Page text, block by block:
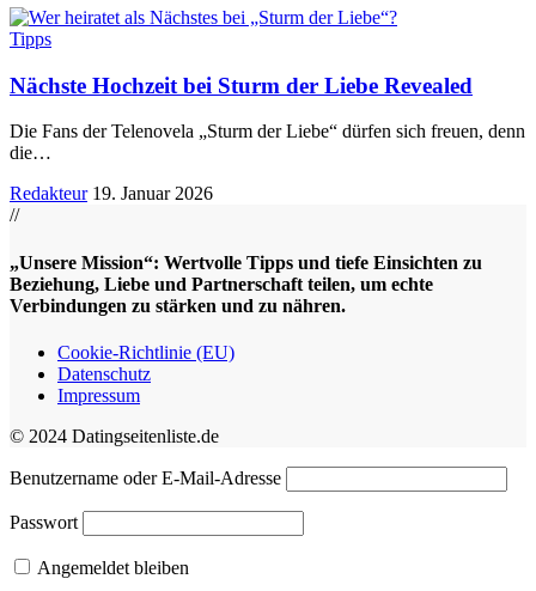
Tipps
Nächste Hochzeit bei Sturm der Liebe Revealed
Die Fans der Telenovela „Sturm der Liebe“ dürfen sich freuen, denn
die…
Redakteur 19. Januar 2026
//
„Unsere Mission“: Wertvolle Tipps und tiefe Einsichten zu
Beziehung, Liebe und Partnerschaft teilen, um echte
Verbindungen zu stärken und zu nähren.
Cookie-Richtlinie (EU)
Datenschutz
Impressum
© 2024 Datingseitenliste.de
Benutzername oder E-Mail-Adresse
Passwort
Angemeldet bleiben